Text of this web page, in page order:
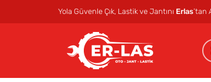
Yola Güvenle Çık, Lastik ve Jantını Erlas’tan